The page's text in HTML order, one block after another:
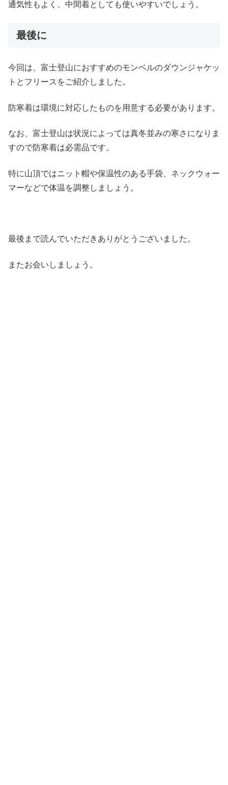
通気性もよく、中間着としても使いやすいでしょう。
最後に
今回は、富士登山におすすめのモンベルのダウンジャケッ
トとフリースをご紹介しました。
防寒着は環境に対応したものを用意する必要があります。
なお、富士登山は状況によっては真冬並みの寒さになりま
すので防寒着は必需品です。
特に山頂ではニット帽や保温性のある手袋、ネックウォー
マーなどで体温を調整しましょう。
最後まで読んでいただきありがとうございました。
またお会いしましょう。